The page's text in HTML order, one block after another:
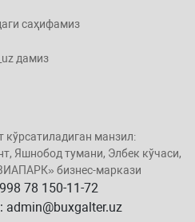
саҳифамиз
дамиз
кўрсатиладиган манзил:
Яшнобод тумани, Элбeк кўчаси,
бизнеc-маркази
78 150-11-72
admin@buxgalter.uz